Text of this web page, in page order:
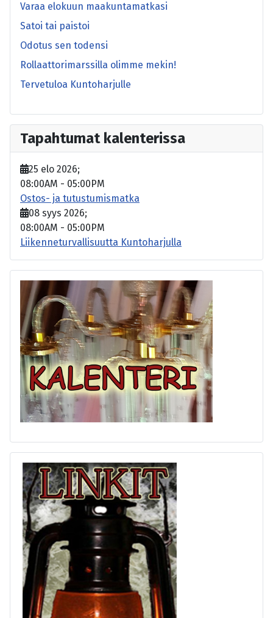
Varaa elokuun maakuntamatkasi
Satoi tai paistoi
Odotus sen todensi
Rollaattorimarssilla olimme mekin!
Tervetuloa Kuntoharjulle
Tapahtumat kalenterissa
25 elo 2026;
08:00AM - 05:00PM
Ostos- ja tutustumismatka
08 syys 2026;
08:00AM - 05:00PM
Liikenneturvallisuutta Kuntoharjulla